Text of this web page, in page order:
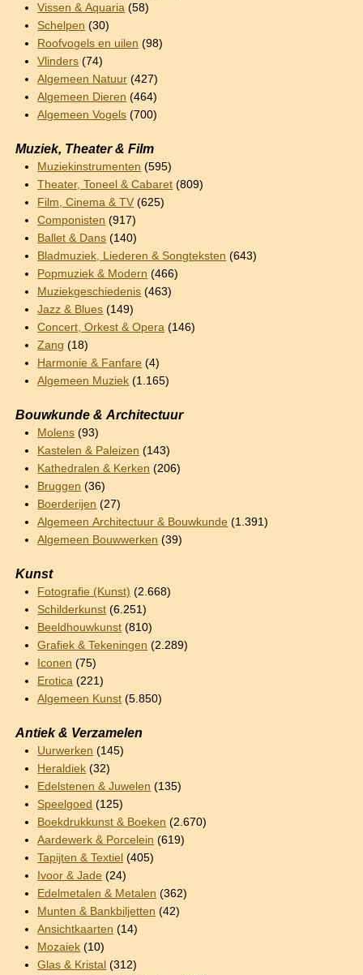
Vissen & Aquaria (58)
Schelpen (30)
Roofvogels en uilen (98)
Vlinders (74)
Algemeen Natuur (427)
Algemeen Dieren (464)
Algemeen Vogels (700)
Muziek, Theater & Film
Muziekinstrumenten (595)
Theater, Toneel & Cabaret (809)
Film, Cinema & TV (625)
Componisten (917)
Ballet & Dans (140)
Bladmuziek, Liederen & Songteksten (643)
Popmuziek & Modern (466)
Muziekgeschiedenis (463)
Jazz & Blues (149)
Concert, Orkest & Opera (146)
Zang (18)
Harmonie & Fanfare (4)
Algemeen Muziek (1.165)
Bouwkunde & Architectuur
Molens (93)
Kastelen & Paleizen (143)
Kathedralen & Kerken (206)
Bruggen (36)
Boerderijen (27)
Algemeen Architectuur & Bouwkunde (1.391)
Algemeen Bouwwerken (39)
Kunst
Fotografie (Kunst) (2.668)
Schilderkunst (6.251)
Beeldhouwkunst (810)
Grafiek & Tekeningen (2.289)
Iconen (75)
Erotica (221)
Algemeen Kunst (5.850)
Antiek & Verzamelen
Uurwerken (145)
Heraldiek (32)
Edelstenen & Juwelen (135)
Speelgoed (125)
Boekdrukkunst & Boeken (2.670)
Aardewerk & Porcelein (619)
Tapijten & Textiel (405)
Ivoor & Jade (24)
Edelmetalen & Metalen (362)
Munten & Bankbiljetten (42)
Ansichtkaarten (14)
Mozaiek (10)
Glas & Kristal (312)